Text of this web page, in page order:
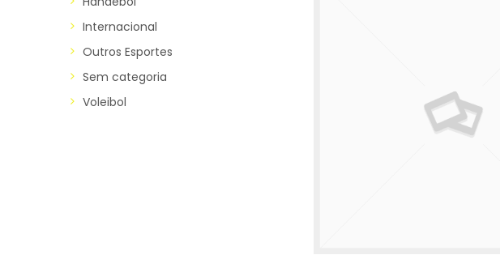
Internacional
Outros Esportes
Sem categoria
Voleibol